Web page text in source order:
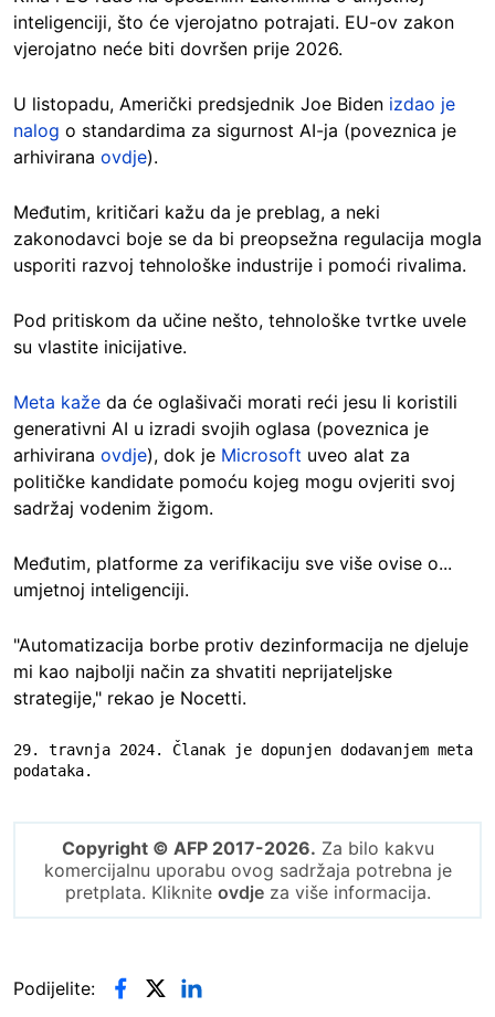
inteligenciji, što će vjerojatno potrajati. EU-ov zakon
vjerojatno neće biti dovršen prije 2026.
U listopadu, Američki predsjednik Joe Biden izdao je
nalog o standardima za sigurnost AI-ja (poveznica je
arhivirana ovdje).
Međutim, kritičari kažu da je preblag, a neki
zakonodavci boje se da bi preopsežna regulacija mogla
usporiti razvoj tehnološke industrije i pomoći rivalima.
Pod pritiskom da učine nešto, tehnološke tvrtke uvele
su vlastite inicijative.
Meta kaže da će oglašivači morati reći jesu li koristili
generativni AI u izradi svojih oglasa (poveznica je
arhivirana ovdje), dok je Microsoft uveo alat za
političke kandidate pomoću kojeg mogu ovjeriti svoj
sadržaj vodenim žigom.
Međutim, platforme za verifikaciju sve više ovise o...
umjetnoj inteligenciji.
"Automatizacija borbe protiv dezinformacija ne djeluje
mi kao najbolji način za shvatiti neprijateljske
strategije," rekao je Nocetti.
29. travnja 2024. Članak je dopunjen dodavanjem meta
podataka.
Copyright © AFP 2017-2026. Za bilo kakvu
komercijalnu uporabu ovog sadržaja potrebna je
pretplata. Kliknite ovdjeza više informacija.
Podijelite: